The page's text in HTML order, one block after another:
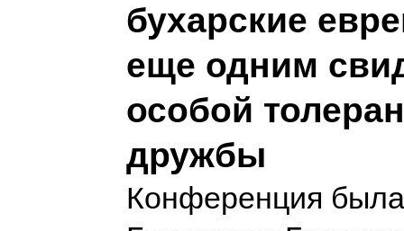
бухарские
еще одним
особой
дружбы
Конференция